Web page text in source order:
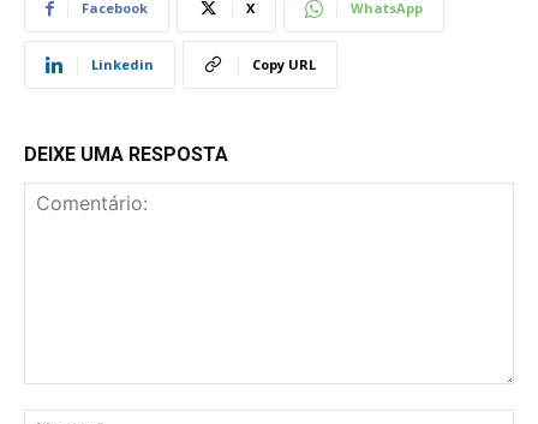
Facebook X WhatsApp
Linkedin Copy URL
DEIXE UMA RESPOSTA